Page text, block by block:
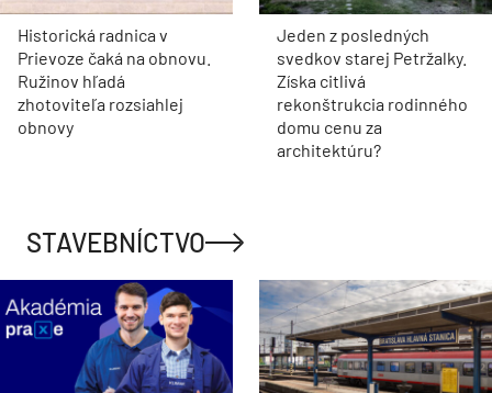
Historická radnica v
Prievoze čaká na obnovu.
Ružinov hľadá
zhotoviteľa rozsiahlej
obnovy
Jeden z posledných
svedkov starej Petržalky.
Získa citlivá
rekonštrukcia rodinného
domu cenu za
architektúru?
STAVEBNÍCTVO